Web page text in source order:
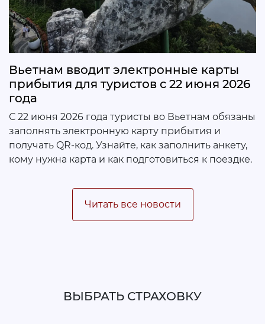
Вьетнам вводит электронные карты
прибытия для туристов с 22 июня 2026
года
С 22 июня 2026 года туристы во Вьетнам обязаны
заполнять электронную карту прибытия и
получать QR-код. Узнайте, как заполнить анкету,
кому нужна карта и как подготовиться к поездке.
Читать все новости
ВЫБРАТЬ СТРАХОВКУ